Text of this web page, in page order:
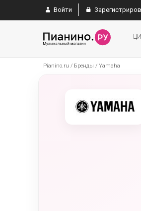
Войти
Pianino.ru / Бренды / Yamaha